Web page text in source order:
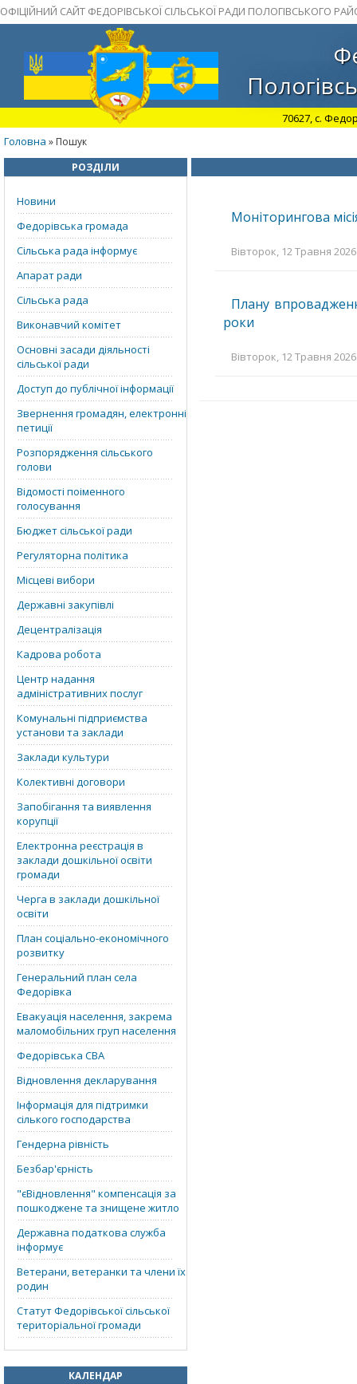
ОФІЦІЙНИЙ САЙТ ФЕДОРІВСЬКОЇ СІЛЬСЬКОЇ РАДИ ПОЛОГІВСЬКОГО
70627, с.
Головна » Пошук
РОЗДІЛИ
Новини
Федорівська громада
Сільська рада інформує
Апарат ради
Сільська рада
Виконавчий комітет
Основні засади діяльності
сільської ради
Доступ до публічної інформації
Звернення громадян, електронні
петиції
Розпорядження сільського
голови
Відомості поіменного
голосування
Бюджет сільської ради
Регуляторна політика
Місцеві вибори
Державні закупівлі
Децентралізація
Кадрова робота
Центр надання
адміністративних послуг
Комунальні підприємства
установи та заклади
Заклади культури
Колективні договори
Запобігання та виявлення
корупції
Електронна реєстрація в
заклади дошкільної освіти
громади
Черга в заклади дошкільної
освіти
План соціально-економічного
розвитку
Генеральний план села
Федорівка
Евакуація населення, закрема
маломобільних груп населення
Федорівська СВА
Відновлення декларування
Інформація для підтримки
сілького господарства
Гендерна рівність
Безбар'єрність
"єВідновлення" компенсація за
пошкоджене та знищене житло
Державна податкова служба
інформує
Ветерани, ветеранки та члени їх
родин
Статут Федорівської сільської
територіальної громади
КАЛЕНДАР
Моніторингова
Вівторок, 12 Травня
Плану
роки
Вівторок, 12 Травня